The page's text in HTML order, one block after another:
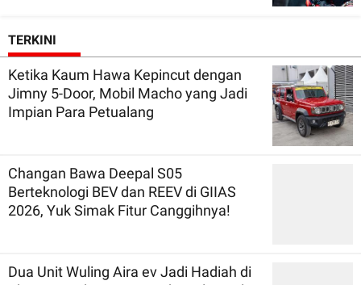
TERKINI
Ketika Kaum Hawa Kepincut dengan
Jimny 5-Door, Mobil Macho yang Jadi
Impian Para Petualang
Changan Bawa Deepal S05
Berteknologi BEV dan REEV di GIIAS
2026, Yuk Simak Fitur Canggihnya!
Dua Unit Wuling Aira ev Jadi Hadiah di